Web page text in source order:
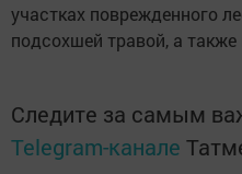
участках поврежденного
подсохшей травой, а
Следите за самым
Telegram-канале